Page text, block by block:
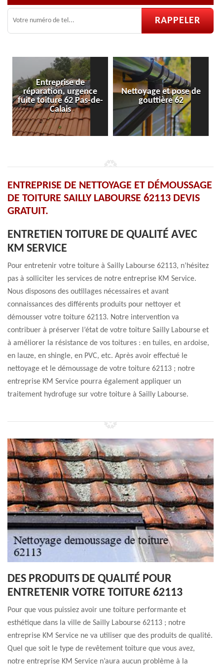
de-
Nettoyage et pose de
gouttière 62
Pose et réparation
velux 62
ENTREPRISE DE NETTOYAGE ET DÉMOUSSAGE
DE TOITURE SAILLY LABOURSE 62113 DEVIS
GRATUIT.
ENTRETIEN TOITURE DE QUALITÉ AVEC
KM SERVICE
Pour entretenir votre toiture à Sailly Labourse 62113, n’hésitez
pas à solliciter les services de notre entreprise KM Service.
Nous disposons des outillages nécessaires et avant
connaissances des différents produits pour nettoyer et
démousser votre toiture 62113. Notre intervention va
contribuer à préserver l’état de votre toiture Sailly Labourse et
à améliorer la résistance de vos toitures : en tuiles, en ardoise,
en lauze, en shingle, en PVC, etc. Après avoir effectué le
nettoyage et le démoussage de votre toiture 62113 ; notre
entreprise KM Service pourra également appliquer un
traitement hydrofuge sur votre toiture à Sailly Labourse.
DES PRODUITS DE QUALITÉ POUR
ENTRETENIR VOTRE TOITURE 62113
Pour que vous puissiez avoir une toiture performante et
esthétique dans la ville de Sailly Labourse 62113 ; notre
entreprise KM Service ne va utiliser que des produits de qualité.
Quel que soit le type de revêtement toiture que vous avez,
notre entreprise KM Service n’aura aucun problème à la